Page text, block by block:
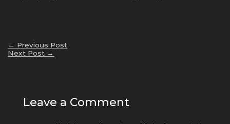
← Previous Post
Next Post →
Leave a Comment